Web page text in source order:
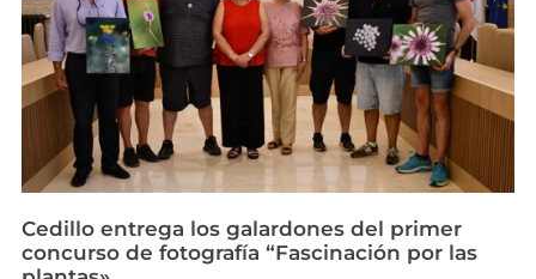
Cedillo entrega los galardones del primer
concurso de fotografía “Fascinación por las